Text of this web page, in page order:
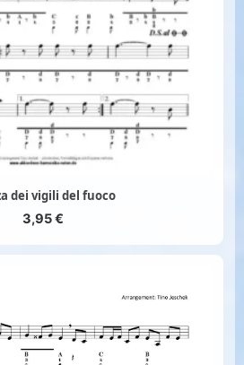
dei vigili del fuoco
3,95€